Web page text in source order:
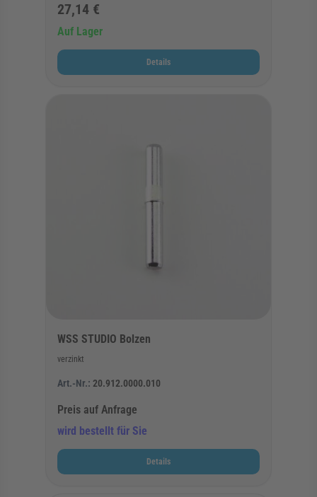
27,14 €
Auf Lager
Details
WSS STUDIO Bolzen
verzinkt
Art.-Nr.: 20.912.0000.010
Preis auf Anfrage
wird bestellt für Sie
Details